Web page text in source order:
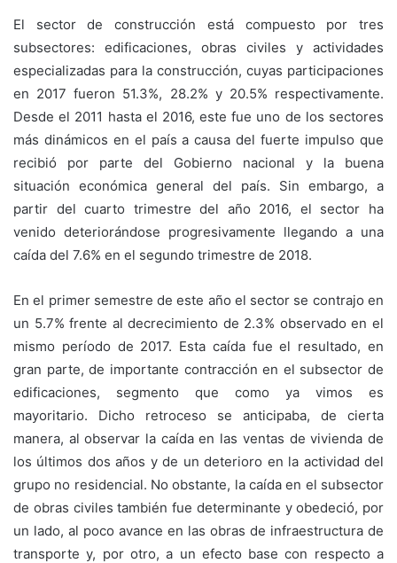
El sector de construcción está compuesto por tres
subsectores: edificaciones, obras civiles y actividades
especializadas para la construcción, cuyas participaciones
en 2017 fueron 51.3%, 28.2% y 20.5% respectivamente.
Desde el 2011 hasta el 2016, este fue uno de los sectores
más dinámicos en el país a causa del fuerte impulso que
recibió por parte del Gobierno nacional y la buena
situación económica general del país. Sin embargo, a
partir del cuarto trimestre del año 2016, el sector ha
venido deteriorándose progresivamente llegando a una
caída del 7.6% en el segundo trimestre de 2018.
En el primer semestre de este año el sector se contrajo en
un 5.7% frente al decrecimiento de 2.3% observado en el
mismo período de 2017. Esta caída fue el resultado, en
gran parte, de importante contracción en el subsector de
edificaciones, segmento que como ya vimos es
mayoritario. Dicho retroceso se anticipaba, de cierta
manera, al observar la caída en las ventas de vivienda de
los últimos dos años y de un deterioro en la actividad del
grupo no residencial. No obstante, la caída en el subsector
de obras civiles también fue determinante y obedeció, por
un lado, al poco avance en las obras de infraestructura de
transporte y, por otro, a un efecto base con respecto a